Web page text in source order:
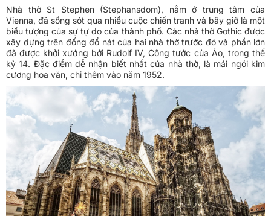
Nhà thờ St Stephen (Stephansdom), nằm ở trung tâm của
Vienna, đã sống sót qua nhiều cuộc chiến tranh và bây giờ là một
biểu tượng của sự tự do của thành phố. Các nhà thờ Gothic được
xây dựng trên đống đổ nát của hai nhà thờ trước đó và phần lớn
đã được khởi xướng bởi Rudolf IV, Công tước của Áo, trong thế
kỷ 14. Đặc điểm dễ nhận biết nhất của nhà thờ, là mái ngói kim
cương hoa văn, chỉ thêm vào năm 1952.